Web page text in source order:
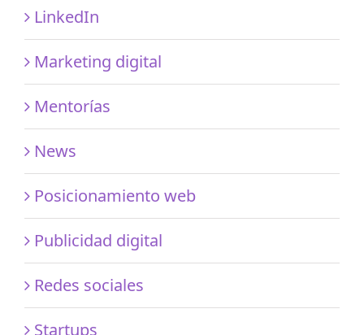
LinkedIn
Marketing digital
Mentorías
News
Posicionamiento web
Publicidad digital
Redes sociales
Startups